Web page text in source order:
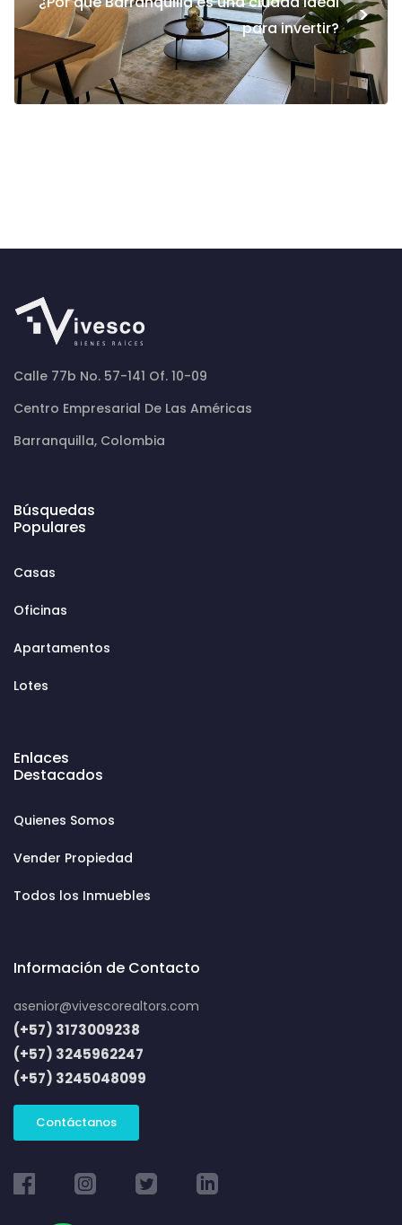
para invertir?
>
Calle 77b No. 57-141 Of. 10-09
Centro Empresarial De Las Américas
Barranquilla, Colombia
Búsquedas
Populares
Casas
Oficinas
Apartamentos
Lotes
Enlaces
Destacados
Quienes Somos
Vender Propiedad
Todos los Inmuebles
Información de Contacto
asenior@vivescorealtors.com
(+57) 3173009238
(+57) 3245962247
(+57) 3245048099
Contáctanos